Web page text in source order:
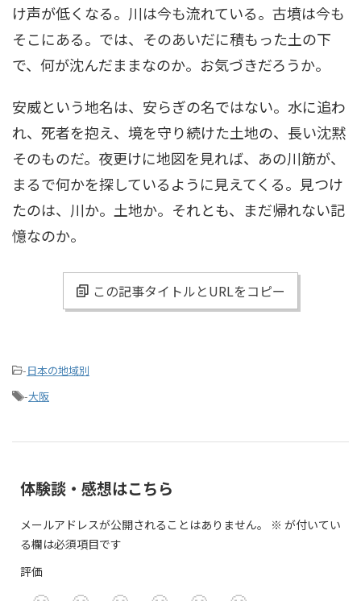
け声が低くなる。川は今も流れている。古墳は今も
そこにある。では、そのあいだに積もった土の下
で、何が沈んだままなのか。お気づきだろうか。
安威という地名は、安らぎの名ではない。水に追わ
れ、死者を抱え、境を守り続けた土地の、長い沈黙
そのものだ。夜更けに地図を見れば、あの川筋が、
まるで何かを探しているように見えてくる。見つけ
たのは、川か。土地か。それとも、まだ帰れない記
憶なのか。
この記事タイトルとURLをコピー
-日本の地域別
-大阪
体験談・感想はこちら
メールアドレスが公開されることはありません。 ※ が付いてい
る欄は必須項目です
評価